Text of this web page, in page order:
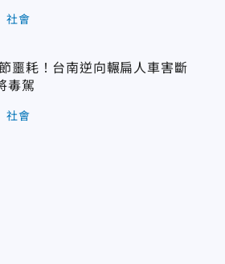
社會
噩耗！台南逆向輾扁人車害斷
毒駕
社會